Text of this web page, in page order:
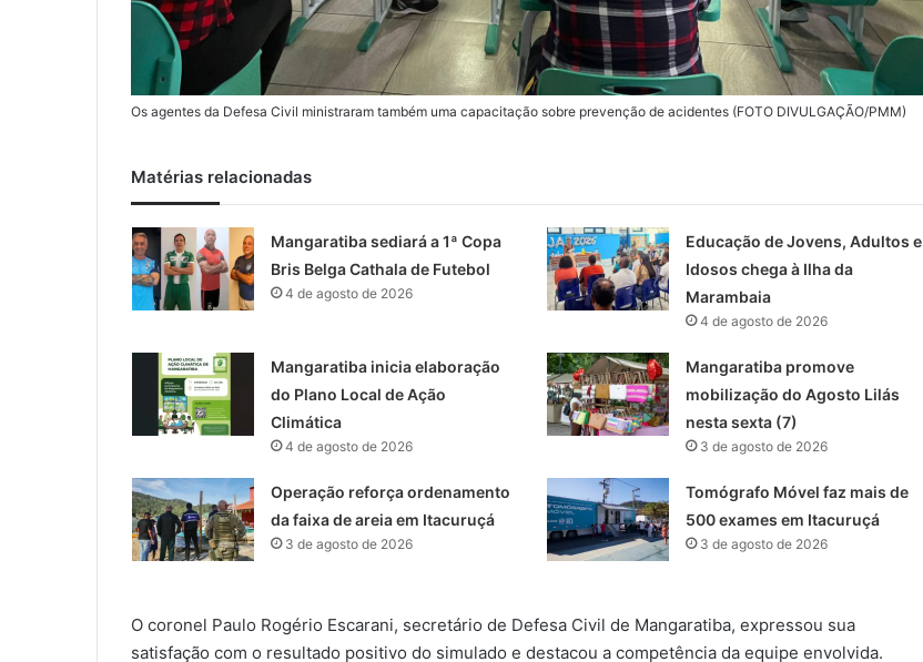
Os agentes da Defesa Civil ministraram também uma capacitação sobre prevenção de acidentes (FOTO DIVULGAÇÃO/PMM)
Matérias relacionadas
Mangaratiba sediará a 1ª Copa
Bris Belga Cathala de Futebol
4 de agosto de 2026
Educação de Jovens, Adultos e
Idosos chega à Ilha da
Marambaia
4 de agosto de 2026
Mangaratiba inicia elaboração
do Plano Local de Ação
Climática
4 de agosto de 2026
Mangaratiba promove
mobilização do Agosto Lilás
nesta sexta (7)
3 de agosto de 2026
Operação reforça ordenamento
da faixa de areia em Itacuruçá
3 de agosto de 2026
Tomógrafo Móvel faz mais de
500 exames em Itacuruçá
3 de agosto de 2026
O coronel Paulo Rogério Escarani, secretário de Defesa Civil de Mangaratiba, expressou sua
satisfação com o resultado positivo do simulado e destacou a competência da equipe envolvida.